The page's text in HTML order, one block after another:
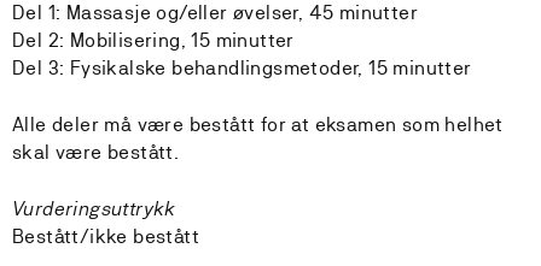
Del 1: Massasje og/eller øvelser, 45 minutter
Del 2: Mobilisering, 15 minutter
Del 3: Fysikalske behandlingsmetoder, 15 minutter
Alle deler må være bestått for at eksamen som helhet
skal være bestått.
Vurderingsuttrykk
Bestått/ikke bestått